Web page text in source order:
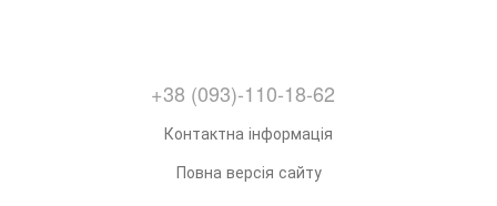
+38 (093)-110-18-62
Контактна інформація
Повна версія сайту